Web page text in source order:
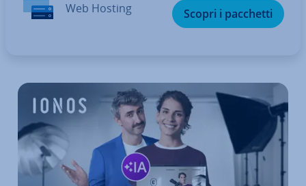
Web Hosting Scopri i pacchetti